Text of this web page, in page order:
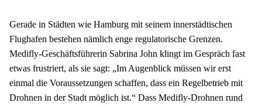
Gerade in Städten wie Hamburg mit seinem innerstädtischen
Flughafen bestehen nämlich enge regulatorische Grenzen.
Medifly-Geschäftsführerin Sabrina John klingt im Gespräch fast
etwas frustriert, als sie sagt: „Im Augenblick müssen wir erst
einmal die Voraussetzungen schaffen, dass ein Regelbetrieb mit
Drohnen in der Stadt möglich ist.“ Dass Medifly-Drohnen rund